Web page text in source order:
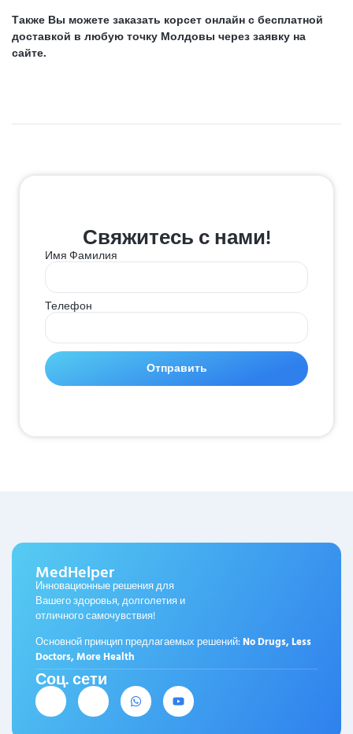
Также Вы можете заказать корсет онлайн с бесплатной
доставкой в любую точку Молдовы через заявку на
сайте.
Свяжитесь с нами!
Имя Фамилия
Телефон
Отправить
MedHelper
Инновационные решения для
Вашего здоровья, долголетия и
отличного самочувствия!
Основной принцип предлагаемых решений:No Drugs, Less
Doctors, More Health
Соц. сети